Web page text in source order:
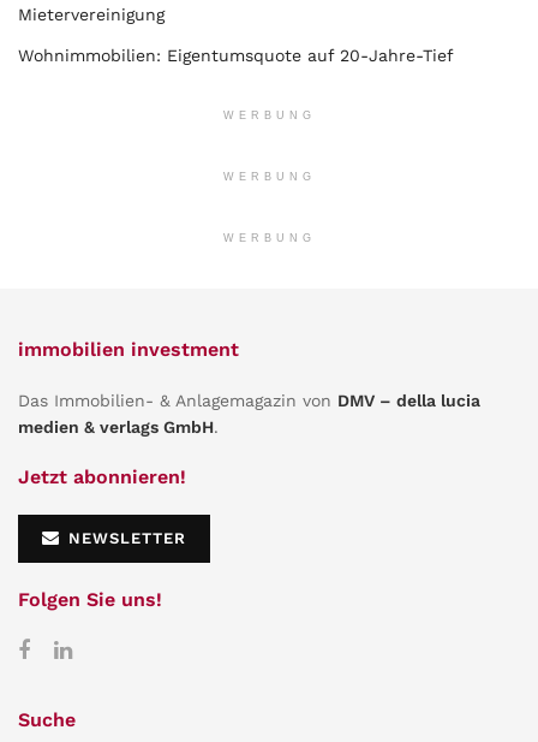
Mietervereinigung
Wohnimmobilien: Eigentumsquote auf 20-Jahre-Tief
WERBUNG
WERBUNG
WERBUNG
immobilien investment
Das Immobilien- & Anlagemagazin von DMV – della lucia
medien & verlags GmbH.
Jetzt abonnieren!
NEWSLETTER
Folgen Sie uns!
Suche